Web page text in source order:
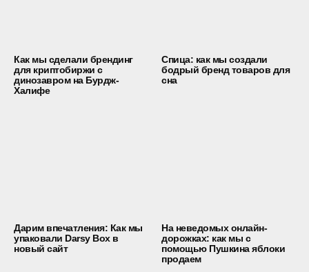
Как мы сделали брендинг
для криптобиржи с
динозавром на Бурдж-
Халифе
Спица: как мы создали
бодрый бренд товаров для
сна
Дарим впечатления: Как мы
упаковали Darsy Box в
новый сайт
На неведомых онлайн-
дорожках: как мы с
помощью Пушкина яблоки
продаем